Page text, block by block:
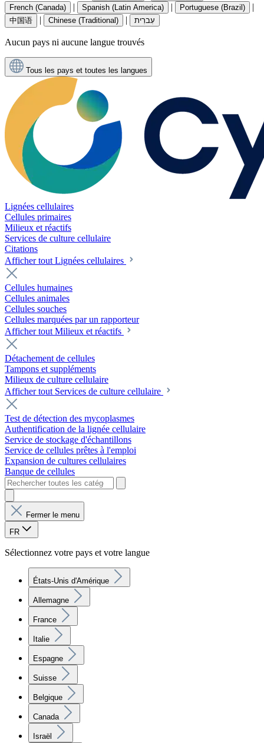
French (Canada) | Spanish (Latin America) | Portuguese (Brazil) |
中国语 | Chinese (Traditional) | עִברִית
Aucun pays ni aucune langue trouvés
Tous les pays et toutes les langues
Lignées cellulaires
Cellules primaires
Milieux et réactifs
Services de culture cellulaire
Citations
Afficher tout Lignées cellulaires
Cellules humaines
Cellules animales
Cellules souches
Cellules marquées par un rapporteur
Afficher tout Milieux et réactifs
Détachement de cellules
Tampons et suppléments
Milieux de culture cellulaire
Afficher tout Services de culture cellulaire
Test de détection des mycoplasmes
Authentification de la lignée cellulaire
Service de stockage d'échantillons
Service de cellules prêtes à l'emploi
Expansion de cultures cellulaires
Banque de cellules
Fermer le menu
FR
Sélectionnez votre pays et votre langue
États-Unis d'Amérique
Allemagne
France
Italie
Espagne
Suisse
Belgique
Canada
Israël